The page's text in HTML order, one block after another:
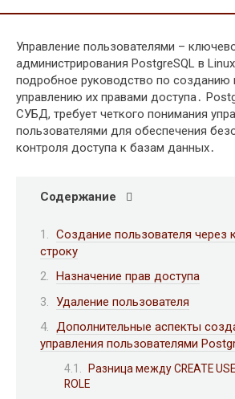
Управление пользователями –
администрирования PostgreSQL в
подробное руководство по созданию
управлению их правами доступа․
СУБД, требует четкого понимания
пользователями для обеспечения
контроля доступа к базам данных․
Содержание
Создание пользователя через
строку
Назначение прав доступа
Удаление пользователя
Дополнительные аспекты
управления пользователями
Разница между CREATE
ROLE